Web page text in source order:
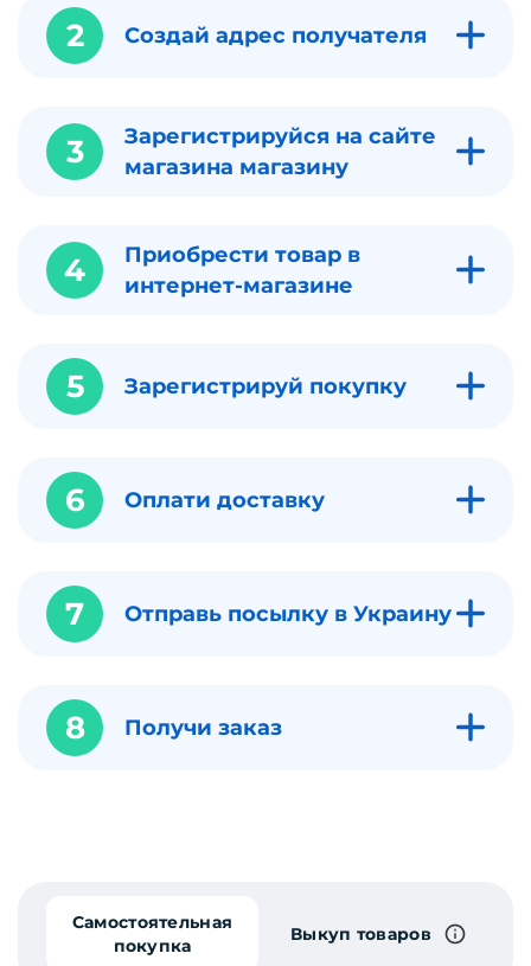
2 Создай адрес получателя
3
Зарегистрируйся на сайте
магазина магазину
4
Приобрести товар в
интернет-магазине
5 Зарегистрируй покупку
6 Оплати доставку
7 Отправь посылку в Украину
8 Получи заказ
Самостоятельная
покупка
Выкуп товаров